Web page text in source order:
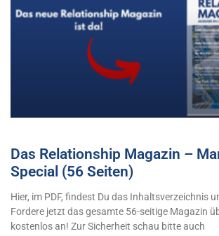
Das Relationship Magazin –
Special (56 Seiten)
Hier, im PDF, findest Du das Inhaltsverzeichnis
Fordere jetzt das gesamte 56-seitige Magazin
kostenlos an! Zur Sicherheit schau bitte auch